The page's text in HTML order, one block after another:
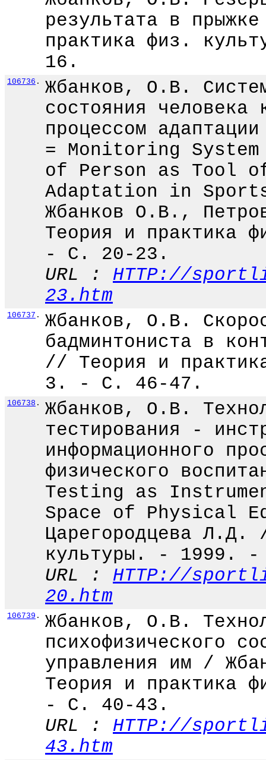
результата в
практика физ.
16.
106736 .
Жбанков, О.В.
состояния человека
процессом
= Monitoring
of Person as Tool
Adaptation in
Жбанков О.В.,
Теория и
- С. 20-23.
URL : HTTP://
23.htm
106737 .
Жбанков, О.В.
бадминтониста в
// Теория и
3. - С. 46-47.
106738 .
Жбанков, О.В.
тестирования -
информационного
физического
Testing as
Space of Physical
Царегородцева
культуры. -
URL : HTTP://
20.htm
106739 .
Жбанков, О.В.
психофизического
управления им /
Теория и
- С. 40-43.
URL : HTTP://
43.htm